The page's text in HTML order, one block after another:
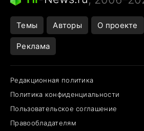
Темы Авторы О проекте
Реклама
Редакционная политика
Политика конфиденциальности
Пользовательское соглашение
Правообладателям